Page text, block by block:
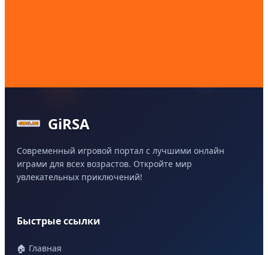
GiRSA
Современный игровой портал с лучшими онлайн
играми для всех возрастов. Откройте мир
увлекательных приключений!
Быстрые ссылки
🏠 Главная